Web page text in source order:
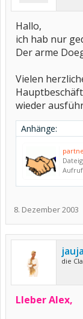
Hallo,
ich hab nur
Der arme
Vielen
wieder
Anhänge:
8. Dezember 2003
jauja
die
LIeber Alex,